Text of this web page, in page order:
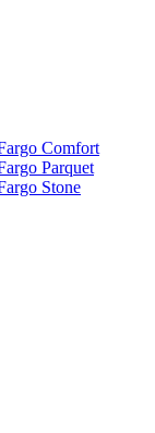
Comfort
Parquet
Stone